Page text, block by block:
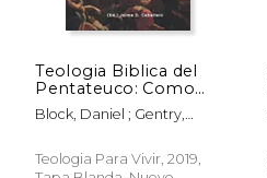
Teologia Biblica del
Pentateuco: Como
Predicar e Interpretar
la ley de Dios
Teologicos)
Block, Daniel ; Gentry,
Teologia Para Vivir, 2019,